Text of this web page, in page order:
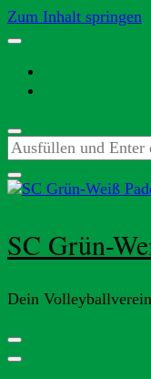
Zum Inhalt springen
Suchst
du
nach
etwas?
SC Grün-
Dein Volleyballverein